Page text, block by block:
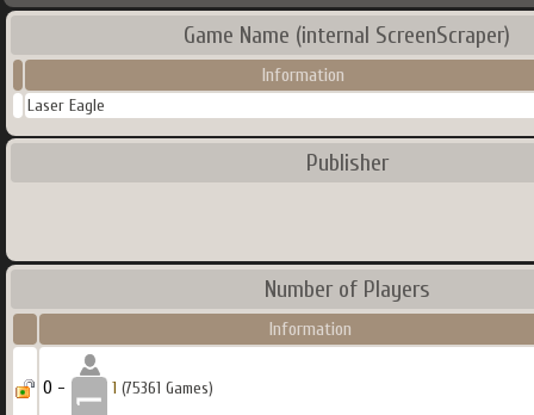
Game Name (internal ScreenScraper)
Information
Laser Eagle
Publisher
Number of Players
Information
0 - 1 (75361 Games)